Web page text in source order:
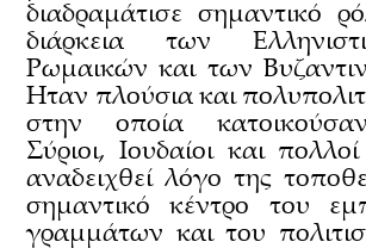
διαδραμάτισε σημαντικό
διάρκεια των
Ρωμαικών και των
Ηταν πλούσια και
στην οποία
Σύριοι, Ιουδαίοι και
αναδειχθεί λόγο της
σημαντικό κέντρο του
γραμμάτων και του